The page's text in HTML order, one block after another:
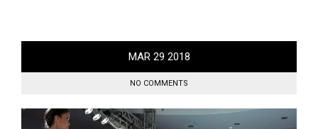
MAR 29 2018
NO COMMENTS